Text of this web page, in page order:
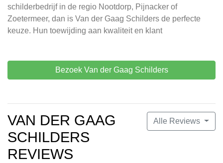
schilderbedrijf in de regio Nootdorp, Pijnacker of
Zoetermeer, dan is Van der Gaag Schilders de perfecte
keuze. Hun toewijding aan kwaliteit en klant
Bezoek Van der Gaag Schilders
Alle Reviews
VAN DER GAAG
SCHILDERS
REVIEWS